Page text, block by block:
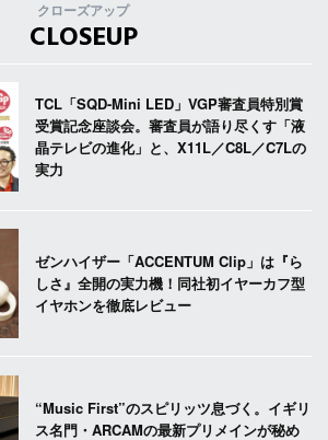
クローズアップ
CLOSEUP
TCL「SQD-Mini LED」VGP審査員特別賞
受賞記念座談会。審査員が語り尽くす「液
晶テレビの進化」と、X11L／C8L／C7Lの
実力
ゼンハイザー「ACCENTUM Clip」は『ら
しさ』全開の実力機！同社初イヤーカフ型
イヤホンを徹底レビュー
“Music First”のスピリッツ息づく。イギリ
ス名門・ARCAMの最新プリメインが秘め